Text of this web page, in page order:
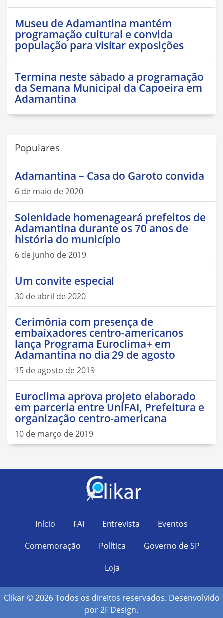
Museu de Adamantina mantém
programação cultural e convida
população para visitar exposições
Termina neste sábado a programação
da Semana Municipal da Capoeira em
Adamantina
Populares
Adamantina – Casa do Garoto convida
6 de maio de 2020
Solenidade homenageará prefeitos de
Adamantina durante os 70 anos de
história do município
6 de junho de 2019
Um convite especial
30 de abril de 2020
Cerimônia com presença de
embaixadores centro-americanos
lança Programa Euroclima+ em
Adamantina no dia 29 de agosto
15 de agosto de 2019
Euroclima aprova projeto elaborado
em parceria entre UniFAI, Prefeitura e
organização centro-americana
10 de março de 2019
Início FAI Entrevista
Eventos
Comemoração
Política
Governo de SP
Loja
Clikar © 2026 Todos os direitos reservados. Desenvolvido
por2F Design.